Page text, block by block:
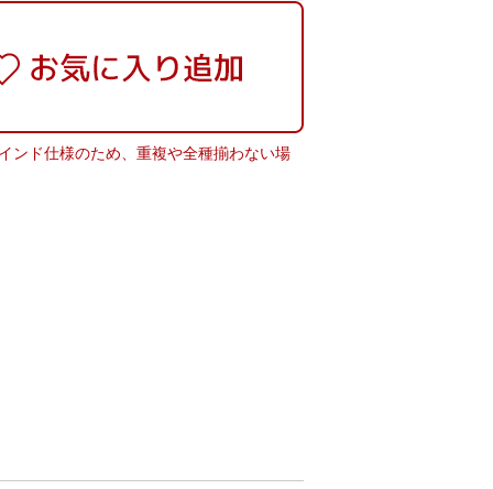
ンド仕様のため、重複や全種揃わない場